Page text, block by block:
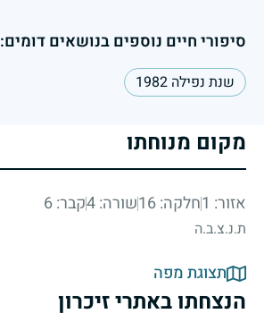
סיפורי חיים נוספים בנושאים דומים:
שנת נפילה 1982
מקום מנוחתו
אזור: 1 חלקה: 16 שורה: 4 קבר: 6
ת.נ.צ.ב.ה
תצוגת מפה
הנצחתו באתרי זיכרון